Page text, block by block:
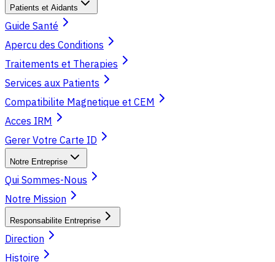
Patients et Aidants
Guide Santé
Apercu des Conditions
Traitements et Therapies
Services aux Patients
Compatibilite Magnetique et CEM
Acces IRM
Gerer Votre Carte ID
Notre Entreprise
Qui Sommes-Nous
Notre Mission
Responsabilite Entreprise
Direction
Histoire